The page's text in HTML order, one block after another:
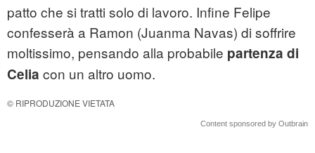
patto che si tratti solo di lavoro. Infine Felipe
confesserà a Ramon (Juanma Navas) di soffrire
moltissimo, pensando alla probabile partenza di
Celia con un altro uomo.
© RIPRODUZIONE VIETATA
Content sponsored by Outbrain